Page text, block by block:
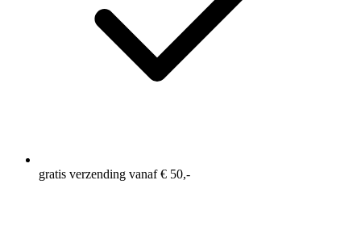
gratis verzending vanaf € 50,-